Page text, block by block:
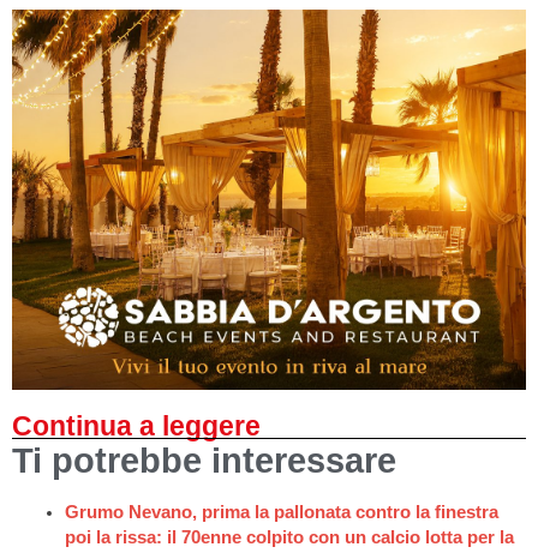
Continua a leggere
Ti potrebbe interessare
Grumo Nevano, prima la pallonata contro la finestra
poi la rissa: il 70enne colpito con un calcio lotta per la